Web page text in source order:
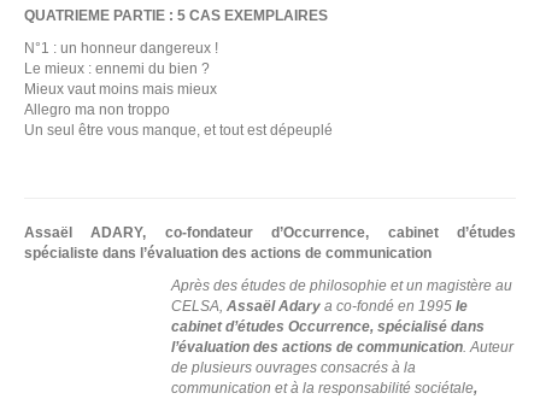
QUATRIEME PARTIE : 5 CAS EXEMPLAIRES
N°1 : un honneur dangereux !
Le mieux : ennemi du bien ?
Mieux vaut moins mais mieux
Allegro ma non troppo
Un seul être vous manque, et tout est dépeuplé
Assaël ADARY, co-fondateur d’Occurrence, cabinet d’études
spécialiste dans l’évaluation des actions de communication
Après des études de philosophie et un magistère au
CELSA, Assaël Adary a co-fondé en 1995 le
cabinet d’études Occurrence, spécialisé dans
l’évaluation des actions de communication. Auteur
de plusieurs ouvrages consacrés à la
communication et à la responsabilité sociétale,